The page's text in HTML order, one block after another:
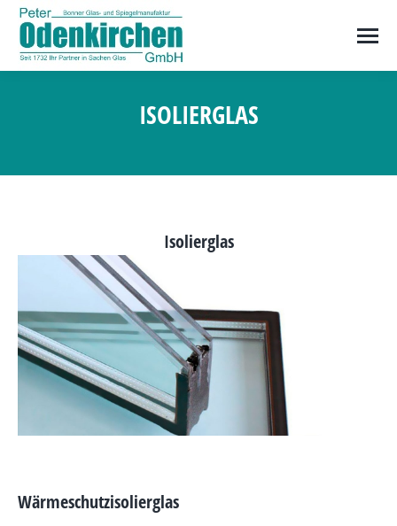
ISOLIERGLAS
Isolierglas
Wärmeschutzisolierglas